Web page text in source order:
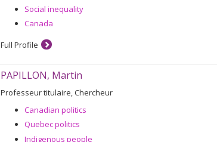
Social inequality
Canada
Full Profile
PAPILLON, Martin
Professeur titulaire, Chercheur
Canadian politics
Quebec politics
Indigenous people